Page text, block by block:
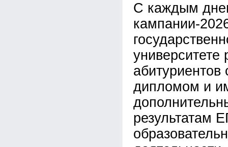
С каждым
кампании-
университете
дипломом и
результатам